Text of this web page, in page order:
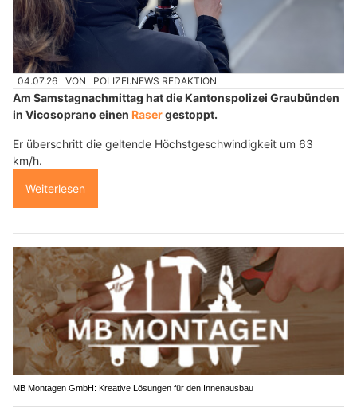
04.07.26 VON POLIZEI.NEWS REDAKTION
Am Samstagnachmittag hat die Kantonspolizei Graubünden
in Vicosoprano einen Rasergestoppt.
Er überschritt die geltende Höchstgeschwindigkeit um 63
km/h.
Weiterlesen
MB Montagen GmbH: Kreative Lösungen für den Innenausbau